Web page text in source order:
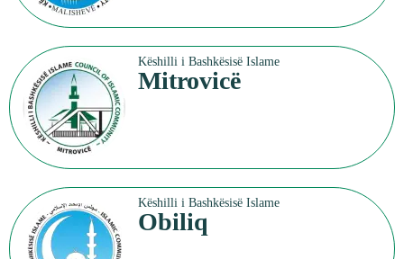
Këshilli i Bashkësisë Islame
Mitrovicë
Këshilli i Bashkësisë Islame
Obiliq